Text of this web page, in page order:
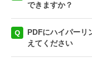
できますか？
PDFにハイパーリ
えてください